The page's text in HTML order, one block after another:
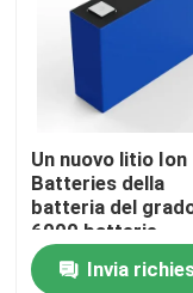
notizie
Tutti i casi
stoccaggio
Sistemi di
Un nuovo litio Ion
Batteries della
batteria del
6000 batterie
OEM/ODM dei cicli
3.2v 55Ah
Invia